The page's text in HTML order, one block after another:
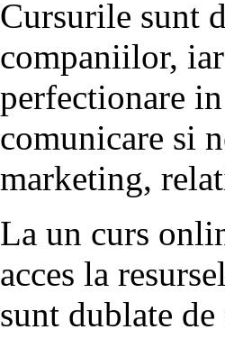
Cursurile sunt
companiilor,
perfectionare
comunicare si
marketing,
La un curs
acces la
sunt dublate